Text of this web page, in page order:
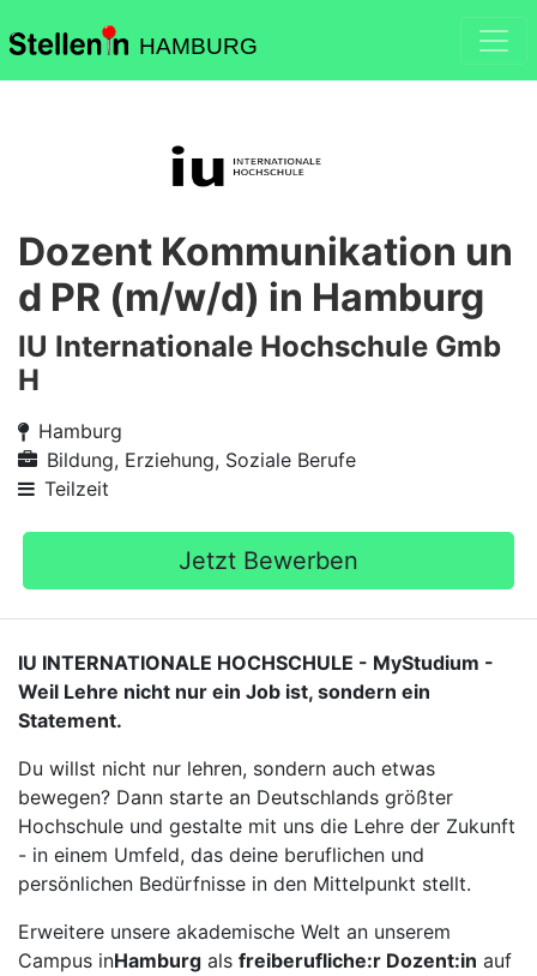
HAMBURG
Dozent Kommunikation un
d PR (m/w/d) in Hamburg
IU Internationale Hochschule Gmb
H
Hamburg
Bildung, Erziehung, Soziale Berufe
Teilzeit
Jetzt Bewerben
IU INTERNATIONALE HOCHSCHULE - MyStudium -
Weil Lehre nicht nur ein Job ist, sondern ein
Statement.
Du willst nicht nur lehren, sondern auch etwas
bewegen? Dann starte an Deutschlands größter
Hochschule und gestalte mit uns die Lehre der Zukunft
- in einem Umfeld, das deine beruflichen und
persönlichen Bedürfnisse in den Mittelpunkt stellt.
Erweitere unsere akademische Welt an unserem
Campus inHamburg als freiberufliche:r Dozent:in auf